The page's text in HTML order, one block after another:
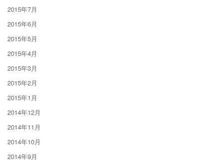
2015年7月
2015年6月
2015年5月
2015年4月
2015年3月
2015年2月
2015年1月
2014年12月
2014年11月
2014年10月
2014年9月